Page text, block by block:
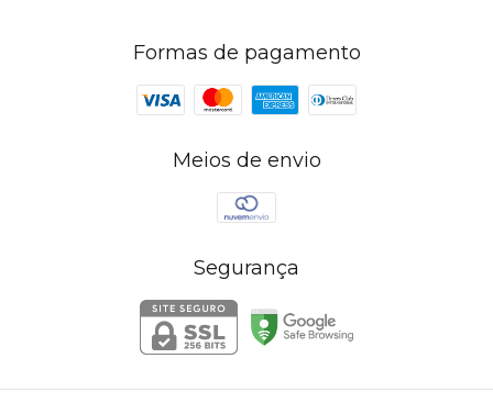
Formas de pagamento
Meios de envio
Segurança